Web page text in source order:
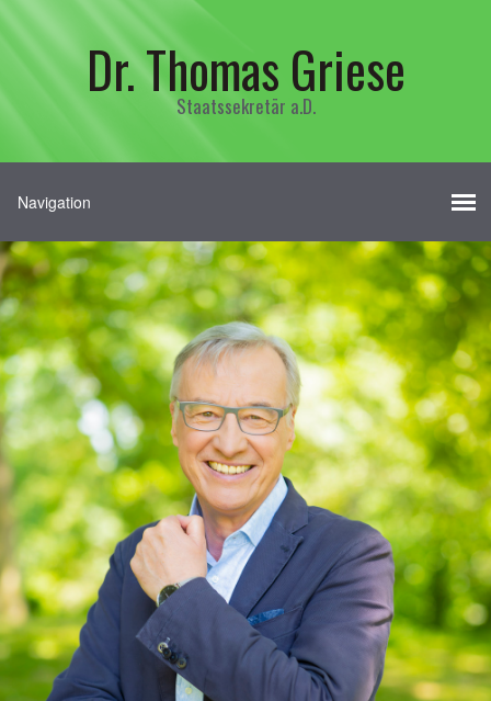
Dr. Thomas Griese
Staatssekretär a.D.